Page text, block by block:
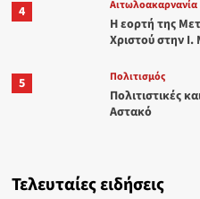
4 Αιτωλοακαρνανία
Η εορτή της
Χριστού στην
5 Πολιτισμός
Πολιτιστικές
Αστακό
Τελευταίες ειδήσεις